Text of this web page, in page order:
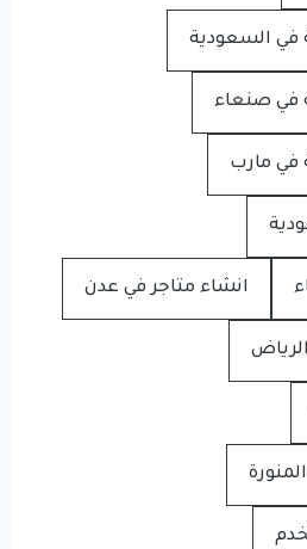
في السعودية
في صنعاء
في مارب
انشاء متاجر في عدن